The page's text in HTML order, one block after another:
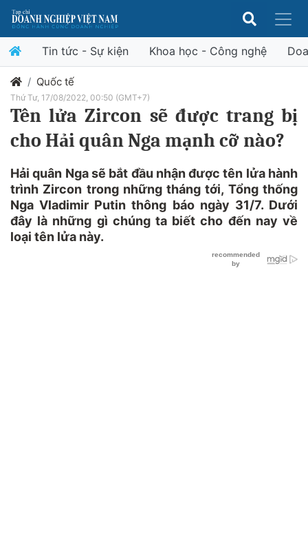
Tin tức - Sự kiện Khoa học - Công nghệ
Quốc tế
Thứ Tư, 17/08/2022, 00:50 (GMT+7)
Tên lửa Zircon sẽ được trang bị
cho Hải quân Nga mạnh cỡ nào?
Hải quân Nga sẽ bắt đầu nhận được tên lửa hành
trình Zircon trong những tháng tới, Tổng thống
Nga Vladimir Putin thông báo ngày 31/7. Dưới
đây là những gì chúng ta biết cho đến nay về
loại tên lửa này.